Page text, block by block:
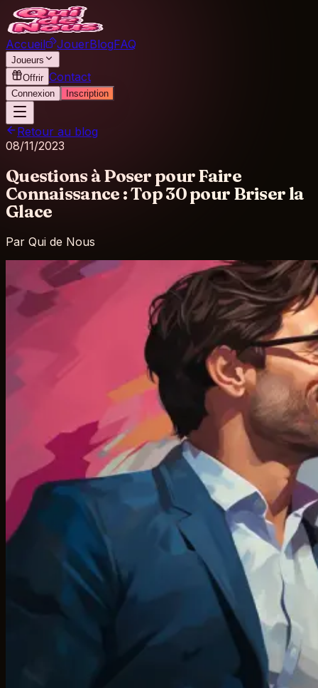
Accueil JouerBlogFAQ
Joueurs
Offrir Contact
Connexion Inscription
Retour au blog
08/11/2023
Questions à Poser pour Faire
Connaissance : Top 30 pour Briser la
Glace
Par Qui de Nous